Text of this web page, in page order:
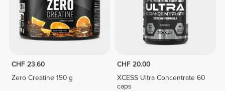
CHF 23.60
Zero Creatine 150 g
CHF 20.00
XCESS Ultra Concentrate 60
caps